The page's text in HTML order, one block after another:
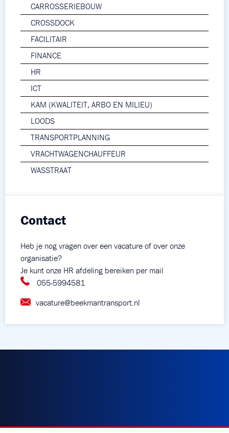
CARROSSERIEBOUW
CROSSDOCK
FACILITAIR
FINANCE
HR
ICT
KAM (KWALITEIT, ARBO EN MILIEU)
LOODS
TRANSPORTPLANNING
VRACHTWAGENCHAUFFEUR
WASSTRAAT
Contact
Heb je nog vragen over een vacature of over onze
organisatie?
Je kunt onze HR afdeling bereiken per mail
055-5994581
vacature@beekmantransport.nl